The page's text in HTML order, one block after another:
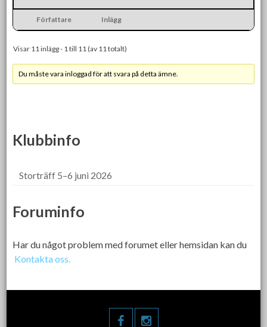
Författare Inlägg
Visar 11 inlägg - 1 till 11 (av 11 totalt)
Du måste vara inloggad för att svara på detta ämne.
Klubbinfo
Storträff 5–6 juni 2026
Foruminfo
Har du något problem med forumet eller hemsidan kan du
Kontakta oss.